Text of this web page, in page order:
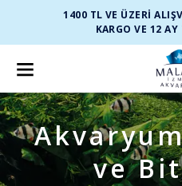
1400 TL VE ÜZERİ
KARGO VE 12
ve